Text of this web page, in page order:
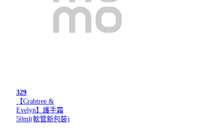
329
【Crabtree &
Evelyn】護手霜
50ml(軟管新包裝)